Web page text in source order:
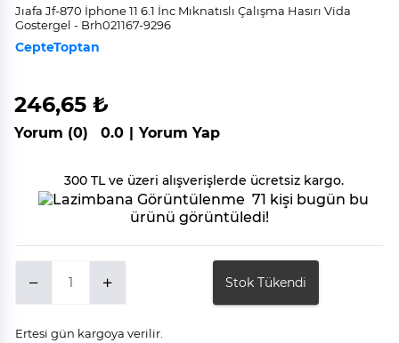
Jıafa Jf-870 İphone 11 6.1 İnc Mıknatıslı Çalışma Hasırı Vi̇da
Gostergel - Brh021167-9296
CepteToptan
246,65 ₺
Yorum (0) 0.0 | Yorum Yap
300 TL ve üzeri alışverişlerde ücretsiz kargo.
71 kişi bugün bu
ürünü görüntüledi!
Stok Tükendi
Ertesi gün kargoya verilir.